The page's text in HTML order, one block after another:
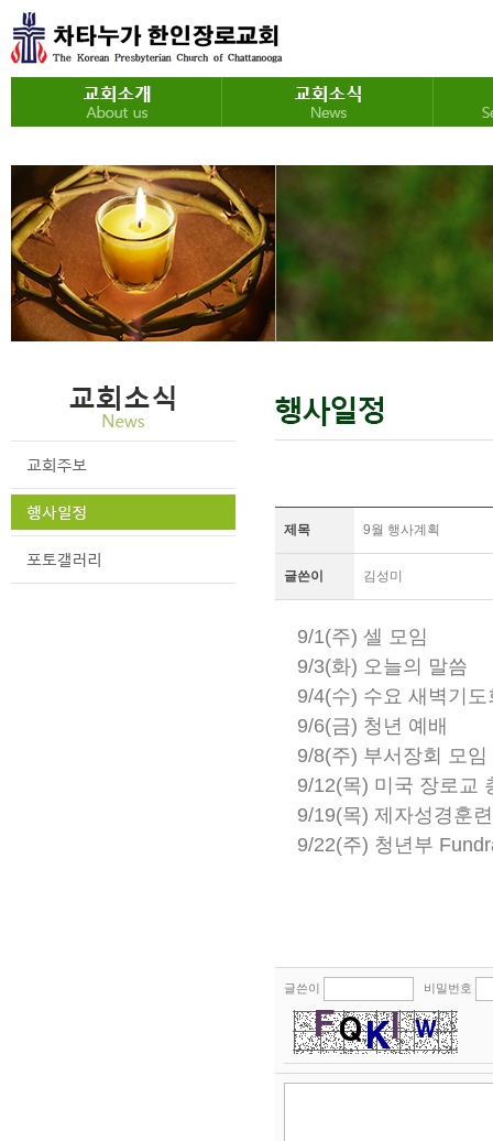
제목 9월 행사계획
글쓴이 김성미
9/1(주) 셀 모임
9/3(화) 오늘의 말씀
9/4(수) 수요 새벽기도
9/6(금) 청년 예배
9/8(주) 부서장회 모임
9/12(목) 미국 장로교
9/19(목) 제자성경훈
9/22(주) 청년부
글쓴이 비밀번호